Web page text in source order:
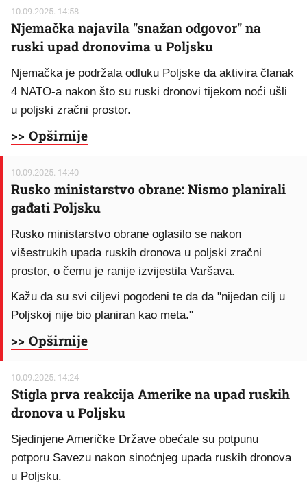
10.09.2025. 14:58
Njemačka najavila "snažan odgovor" na
ruski upad dronovima u Poljsku
Njemačka je podržala odluku Poljske da aktivira članak
4 NATO-a nakon što su ruski dronovi tijekom noći ušli
u poljski zračni prostor.
>> Opširnije
10.09.2025. 14:40
Rusko ministarstvo obrane: Nismo planirali
gađati Poljsku
Rusko ministarstvo obrane oglasilo se nakon
višestrukih upada ruskih dronova u poljski zračni
prostor, o čemu je ranije izvijestila Varšava.
Kažu da su svi ciljevi pogođeni te da da "nijedan cilj u
Poljskoj nije bio planiran kao meta."
>> Opširnije
10.09.2025. 14:24
Stigla prva reakcija Amerike na upad ruskih
dronova u Poljsku
Sjedinjene Američke Države obećale su potpunu
potporu Savezu nakon sinoćnjeg upada ruskih dronova
u Poljsku.